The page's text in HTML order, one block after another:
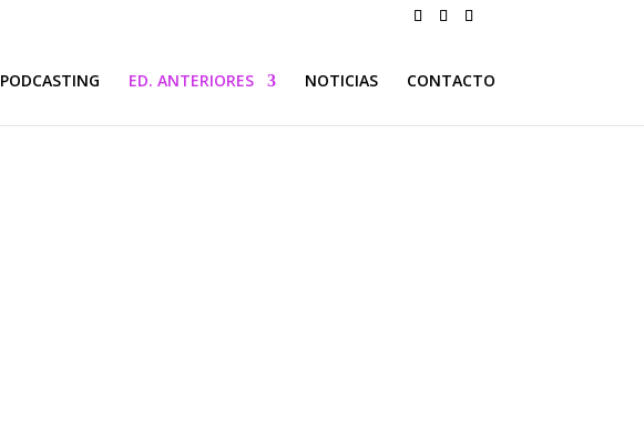
PODCASTING ED. ANTERIORES NOTICIAS CONTACTO